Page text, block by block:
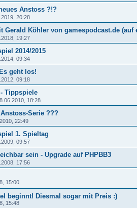
Anstoss ?!?
20:28
Gerald Köhler von gamespodcast.de (auf
19:27
2014/2015
09:34
geht los!
09:18
Tippspiele
18:28
Serie ???
22:49
1. Spieltag
09:57
sein - Upgrade auf PHPBB3
17:56
15:00
beginnt! Diesmal sogar mit Preis :)
15:48